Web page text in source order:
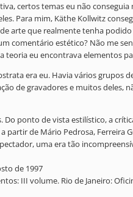
certos temas eu não
Para mim, Käthe Kollwitz
arte que realmente tenha
comentário estético? Não me
teoria eu encontrava elementos
era eu. Havia vários grupos
de gravadores e muitos deles,
Do ponto de vista estilístico, a
partir de Mário Pedrosa, Ferreira
uma era tão
de 1997
III volume. Rio de Janeiro: